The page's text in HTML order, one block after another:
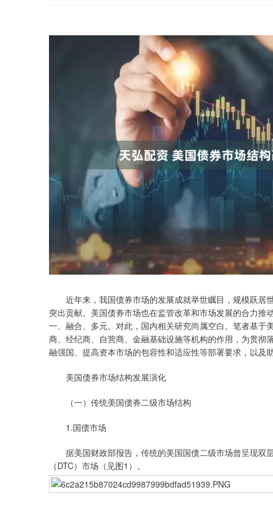
近年来，我国债券市场的发展成就举世瞩目，规模跃居
突出贡献。美国债券市场也在监管改革和市场发展的合力
一、融合、多元。对此，国内相关研究尚属空白。笔者基
商、经纪商、自营商、金融基础设施等机构的作用，为贯
融强国、提高资本市场的包容性和适应性等部署要求，以及
美国债券市场结构发展演化
（一）传统美国债券二级市场结构
1.国债市场
据美国财政部报告，传统的美国国债二级市场曾呈现双
（DTC）市场（见图1）。